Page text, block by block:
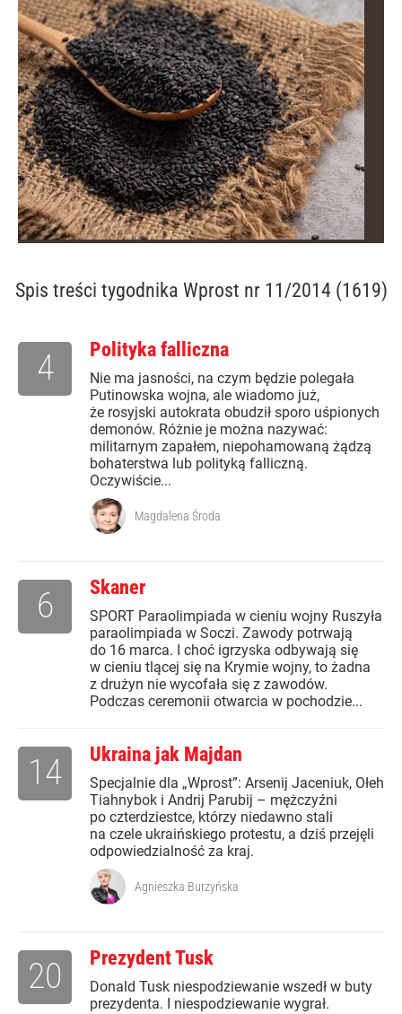
Spis treści tygodnika Wprost nr 11/2014 (1619)
Polityka falliczna
Nie ma jasności, na czym będzie polegała
Putinowska wojna, ale wiadomo już,
że rosyjski autokrata obudził sporo uśpionych
demonów. Różnie je można nazywać:
militarnym zapałem, niepohamowaną żądzą
bohaterstwa lub polityką falliczną.
Oczywiście...
4
Magdalena Środa
Skaner
SPORT Paraolimpiada w cieniu wojny Ruszyła
paraolimpiada w Soczi. Zawody potrwają
do 16 marca. I choć igrzyska odbywają się
w cieniu tlącej się na Krymie wojny, to żadna
z drużyn nie wycofała się z zawodów.
Podczas ceremonii otwarcia w pochodzie...
6
Ukraina jak Majdan
Specjalnie dla „Wprost”: Arsenij Jaceniuk, Ołeh
Tiahnybok i Andrij Parubij – mężczyźni
po czterdziestce, którzy niedawno stali
na czele ukraińskiego protestu, a dziś przejęli
odpowiedzialność za kraj.
14
Agnieszka Burzyńska
Prezydent Tusk
Donald Tusk niespodziewanie wszedł w buty
prezydenta. I niespodziewanie wygrał.
20